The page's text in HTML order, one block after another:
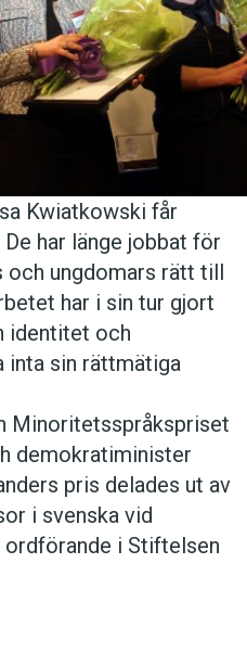
Kwiatkowski får
har länge jobbat för
och ungdomars rätt till
har i sin tur gjort
identitet och
inta sin rättmätiga
Minoritetsspråkspriset
demokratiminister
pris delades ut av
i svenska vid
i Stiftelsen